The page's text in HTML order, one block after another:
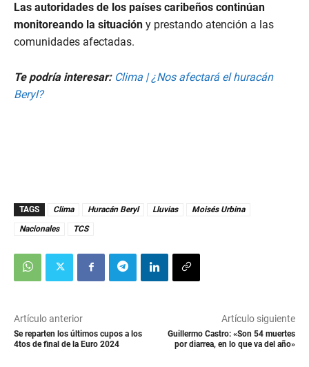
Las autoridades de los países caribeños continúan
monitoreando la situación y prestando atención a las
comunidades afectadas.
Te podría interesar: Clima | ¿Nos afectará el huracán
Beryl?
TAGS Clima Huracán Beryl Lluvias
Moisés Urbina
Nacionales
TCS
Artículo anterior
Se reparten los últimos cupos a los
4tos de final de la Euro 2024
Artículo siguiente
Guillermo Castro: «Son 54 muertes
por diarrea, en lo que va del año»